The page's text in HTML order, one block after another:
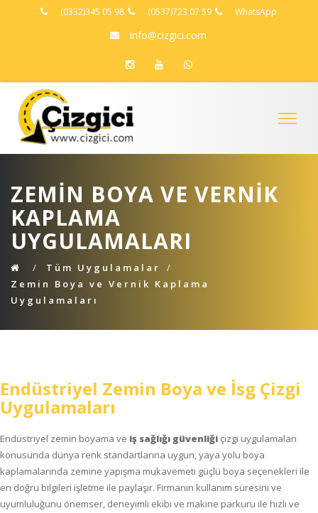
(0332)345 05 98 (0537)723 07 59 WhatsApp
info@cizgici.com
ZEMIN BOYA VE VERNIK
KAPLAMA
UYGULAMALARI
Tüm Uygulamalar
Zemin Boya ve Vernik Kaplama
Uygulamaları
Endüstriyel Zemin Boya ve İsg Çizgi
Uygulamaları
Endüstriyel zemin boyama ve iş sağlığı güvenliği çizgi uygulamaları
konusunda dünya renk standartlarına uygun, yaya yolu boya
kaplamalarında zemine yapışma mukavemeti güçlü boya seçenekleri ile
en doğru bilgileri işletme ile paylaşır. Firmanın kullanım süresini ve
uyumluluğunu önemser, deneyimli ekibi ve makine parkuru ile hızlı ve